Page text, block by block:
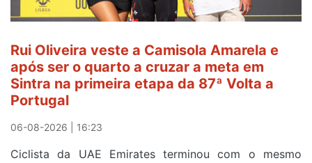
Rui Oliveira veste a Camisola Amarela e
após ser o quarto a cruzar a meta em
Sintra na primeira etapa da 87ª Volta a
Portugal
06-08-2026 | 16:23
Ciclista da UAE Emirates terminou com o mesmo